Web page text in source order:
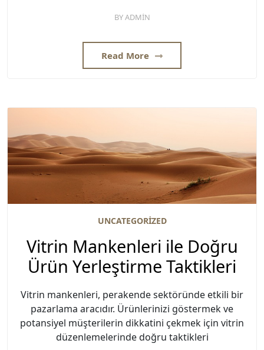
BYADMIN
Read More
UNCATEGORIZED
Vitrin Mankenleri ile Doğru
Ürün Yerleştirme Taktikleri
Vitrin mankenleri, perakende sektöründe etkili bir
pazarlama aracıdır. Ürünlerinizi göstermek ve
potansiyel müşterilerin dikkatini çekmek için vitrin
düzenlemelerinde doğru taktikleri